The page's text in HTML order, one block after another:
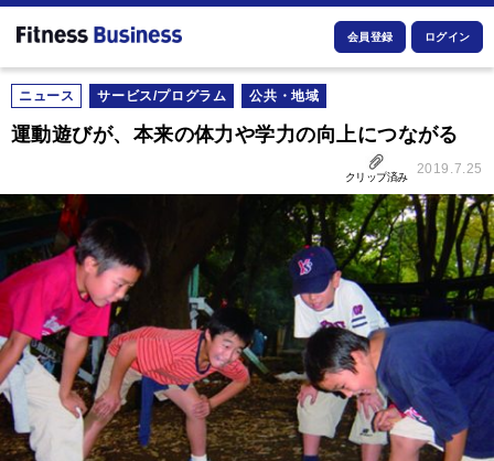
会員登録 ログイン
ニュース サービス/プログラム 公共・地域
運動遊びが、本来の体力や学力の向上につながる
クリップ済み
2019.7.25